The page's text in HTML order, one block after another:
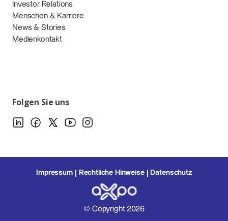
Investor Relations
Menschen & Karriere
News & Stories
Medienkontakt
Folgen Sie uns
Impressum Rechtliche Hinweise Datenschutz
© Copyright 2026